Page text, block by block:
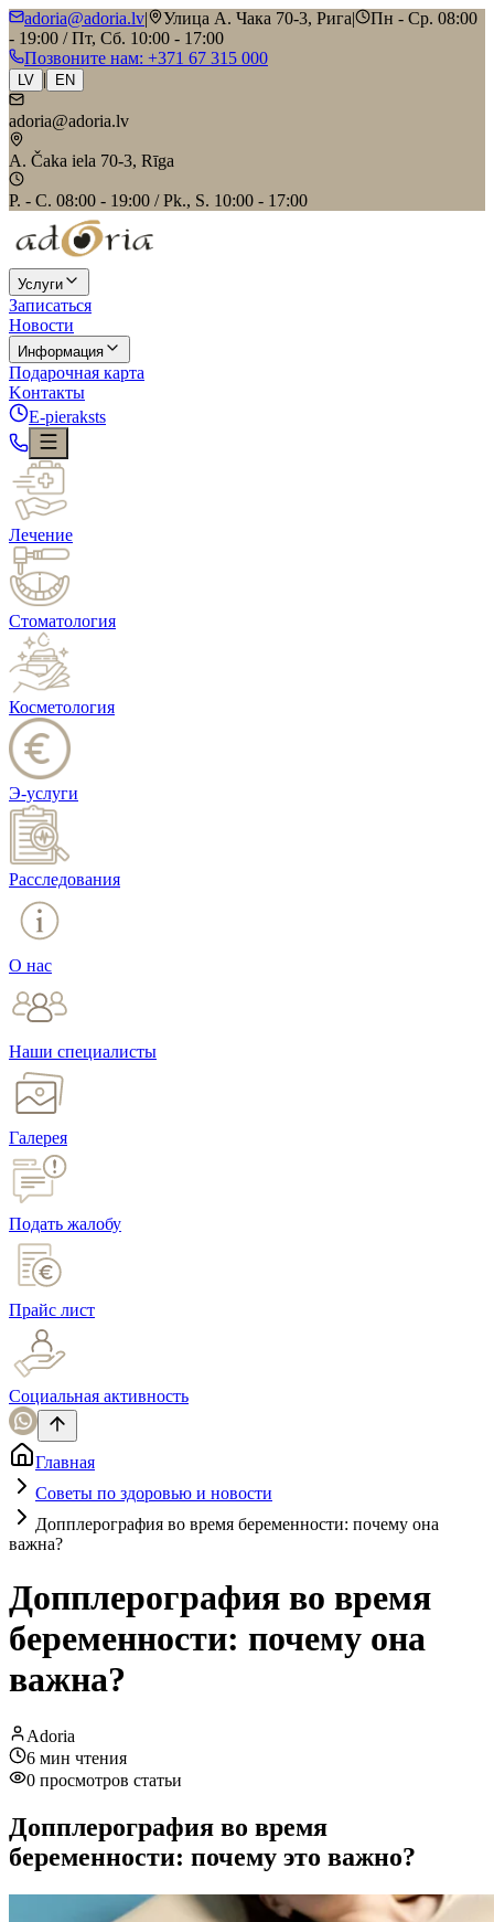
adoria@adoria.lv| Улица А. Чака 70-3, Рига|
Пн - Ср. 08:00
- 19:00 / Пт, Сб. 10:00 - 17:00
Позвоните нам: +371 67 315 000
LV | EN
adoria@adoria.lv
A. Čaka iela 70-3, Rīga
P. - C. 08:00 - 19:00 / Pk., S. 10:00 - 17:00
Услуги
Записаться
Новости
Информация
Подарочная карта
Kонтакты
E-pieraksts
Лечение
Стоматология
Косметология
Э-услуги
Расследования
О нас
Наши специалисты
Галерея
Подать жалобу
Прайс лист
Социальная активность
Главная
Советы по здоровью и новости
Допплерография во время беременности: почему она
важна?
Допплерография во время
беременности: почему она
важна?
Adoria
6 мин чтения
0 просмотров статьи
Допплерография во время
беременности: почему это важно?